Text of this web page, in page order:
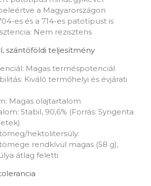
a Magyarországon
es és a 714-es patotípust is
Nem rezisztens
szántóföldi teljesítmény
Magas terméspotenciál
Kiváló termőhelyi és évjárati
Magas olajtartalom
Stabil, 90,6% (Forrás: Syngenta
hektolitersúly:
rendkívül magas (58 g),
átlag feletti